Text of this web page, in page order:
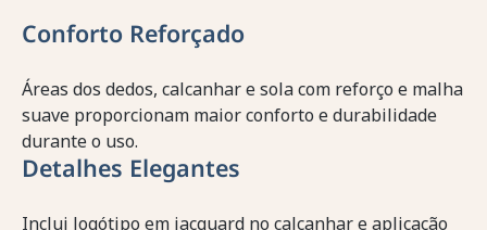
Conforto Reforçado
Áreas dos dedos, calcanhar e sola com reforço e malha
suave proporcionam maior conforto e durabilidade
durante o uso.
Detalhes Elegantes
Inclui logótipo em jacquard no calcanhar e aplicação